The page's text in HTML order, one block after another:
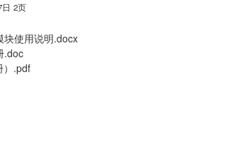
2页
块使用说明.docx
.doc
）.pdf